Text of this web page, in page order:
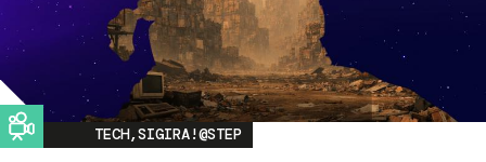
Image
TECH,SIGIRA!@STEP